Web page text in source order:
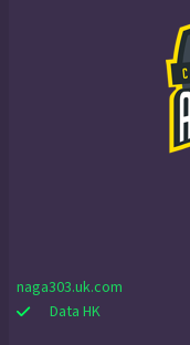
naga303.uk.com
Data HK